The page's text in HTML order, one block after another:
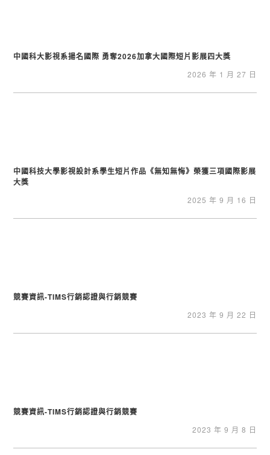
中國科大影視系揚名國際 勇奪2026加拿大國際短片影展四大獎
2026 年 1 月 27 日
中國科技大學影視設計系學生短片作品《無知無悔》榮獲三項國際影展
大獎
2025 年 9 月 16 日
競賽資訊-TIMS行銷認證與行銷競賽
2023 年 9 月 22 日
競賽資訊-TIMS行銷認證與行銷競賽
2023 年 9 月 8 日